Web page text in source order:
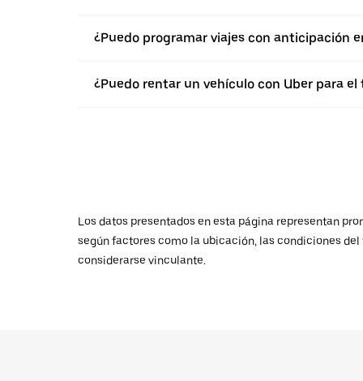
¿Puedo programar viajes con anticipación
¿Puedo rentar un vehículo con Uber para
Los datos presentados en esta página representan
según factores como la ubicación, las condiciones
considerarse vinculante.